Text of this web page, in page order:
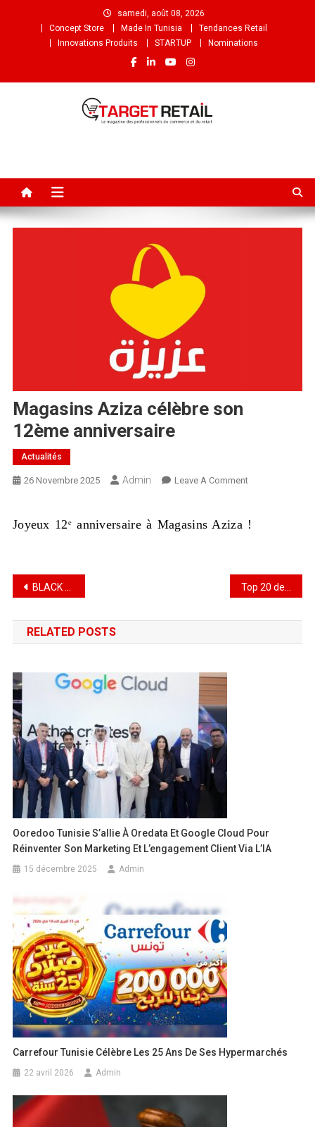
samedi, août 08, 2026
Concept Store
Made In Tunisia
Tendances Retail
Innovations Produits
STARTUP Nominations
Magasins Aziza célèbre son
12ème anniversaire
Actualités
26 Novembre 2025 Admin Leave A Comment
Joyeux 12ᵉ anniversaire à Magasins Aziza !
BLACK FRIDAY : À PARTIR DU 28 NOVEMBRE 2025
RELATED POSTS
Ooredoo Tunisie S’allie À Oredata Et Google Cloud Pour
Réinventer Son Marketing Et L’engagement Client Via L’IA
15 décembre 2025 Admin
Carrefour Tunisie Célèbre Les 25 Ans De Ses Hypermarchés
22 avril 2026 Admin